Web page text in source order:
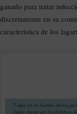
ganado para tratar
discretamente en su
característica de los